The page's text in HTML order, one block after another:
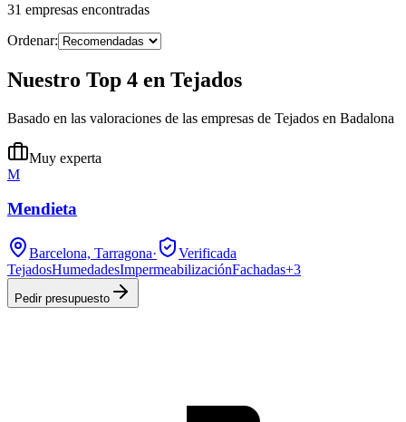
31 empresas encontradas
Ordenar:
Nuestro Top 4 en Tejados
Basado en las valoraciones de las empresas de Tejados en Badalona
Muy experta
M
Mendieta
Barcelona, Tarragona·
Verificada
TejadosHumedadesImpermeabilizaciónFachadas+3
Pedir presupuesto